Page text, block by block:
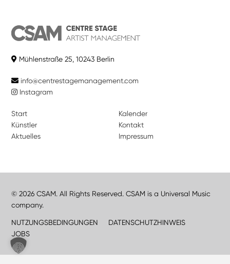
Mühlenstraße 25, 10243 Berlin
info@centrestagemanagement.com
Instagram
Start
Künstler
Aktuelles
Kalender
Kontakt
Impressum
© 2026 CSAM. All Rights Reserved. CSAM is a Universal Music
company.
NUTZUNGSBEDINGUNGEN
DATENSCHUTZHINWEIS
JOBS